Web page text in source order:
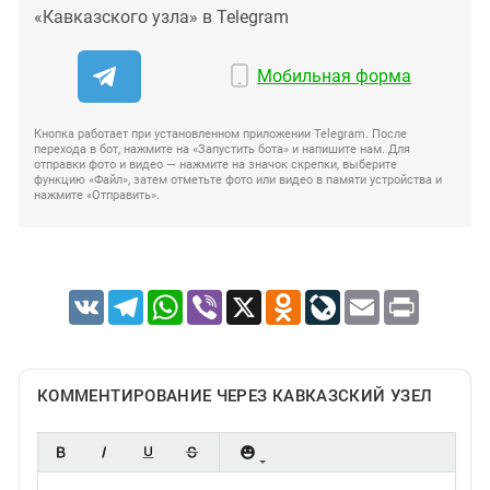
«Кавказского узла» в Telegram
Мобильная форма
Кнопка работает при установленном приложении Telegram. После
перехода в бот, нажмите на «Запустить бота» и напишите нам. Для
отправки фото и видео — нажмите на значок скрепки, выберите
функцию «Файл», затем отметьте фото или видео в памяти устройства и
нажмите «Отправить».
VK TelegramWhatsApp
Viber X Odnoklassniki
LiveJournal
Email Print
КОММЕНТИРОВАНИЕ ЧЕРЕЗ КАВКАЗСКИЙ УЗЕЛ